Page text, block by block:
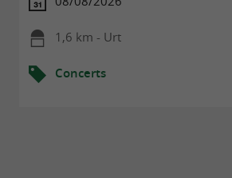
1,6 km - Urt
Concerts